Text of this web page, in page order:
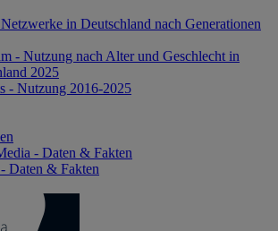
in Deutschland nach Generationen
- Nutzung nach Alter und Geschlecht in
2025
- Nutzung 2016-2025
- Daten & Fakten
Daten & Fakten